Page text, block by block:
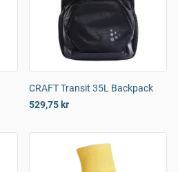
CRAFT Transit 35L Backpack
529,75 kr